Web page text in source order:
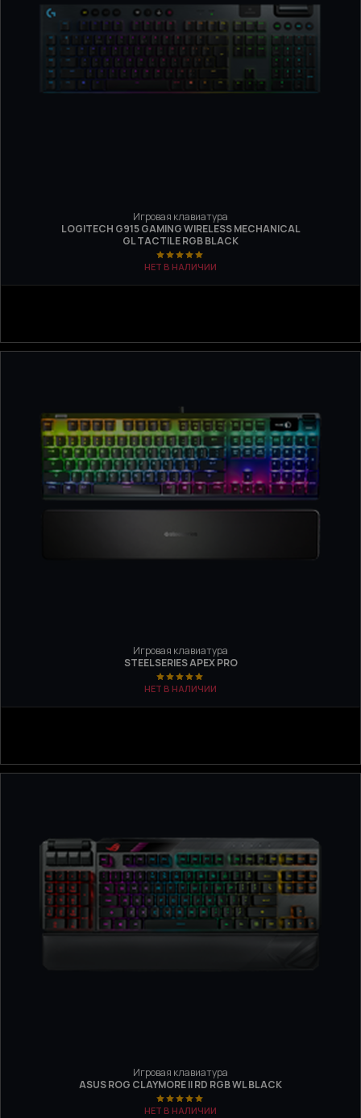
Игровая клавиатура
LOGITECH G915 GAMING WIRELESS MECHANICAL
GL TACTILE RGB BLACK
НЕТ В НАЛИЧИИ
Игровая клавиатура
STEELSERIES APEX PRO
НЕТ В НАЛИЧИИ
Игровая клавиатура
ASUS ROG CLAYMORE II RD RGB WL BLACK
НЕТ В НАЛИЧИИ